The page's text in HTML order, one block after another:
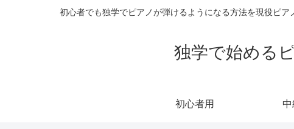
初心者でも独学でピアノが弾けるようになる方法を現役ピ
独学で始める
初心者用 中